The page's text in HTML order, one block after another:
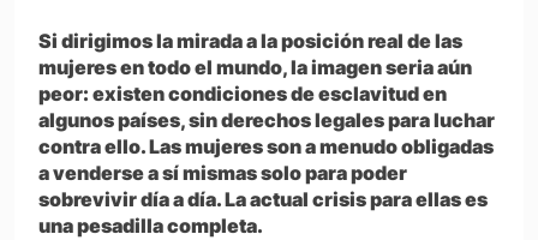
Si dirigimos la mirada a la posición real de las
mujeres en todo el mundo, la imagen seria aún
peor: existen condiciones de esclavitud en
algunos países, sin derechos legales para luchar
contra ello. Las mujeres son a menudo obligadas
a venderse a sí mismas solo para poder
sobrevivir día a día. La actual crisis para ellas es
una pesadilla completa.